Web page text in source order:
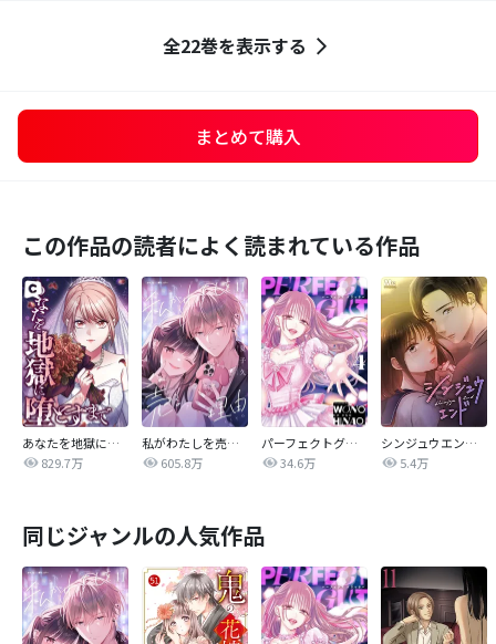
全22巻を表示する
まとめて購入
この作品の読者によく読まれている作品
あなたを地獄に堕とすまで
829.7万
私がわたしを売る理由
605.8万
パーフェクトグリッター
34.6万
シンジュウエンド【タテヨミ】
5.4万
同じジャンルの人気作品